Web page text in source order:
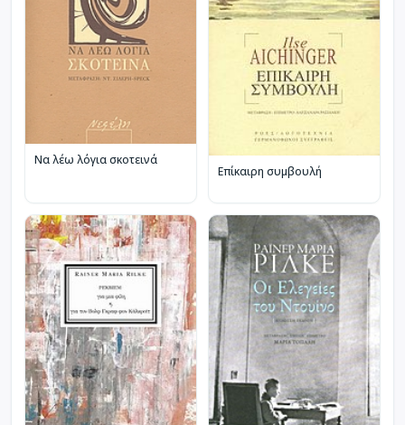
Να λέω λόγια σκοτεινά
Επίκαιρη συμβουλή